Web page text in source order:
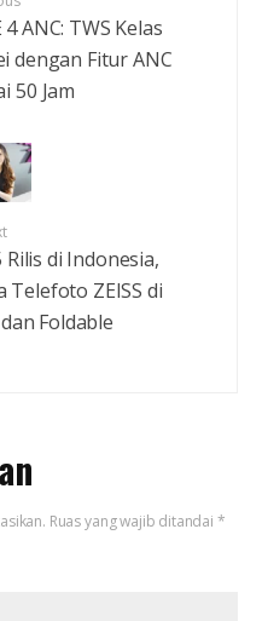
ANC: TWS Kelas
dengan Fitur ANC
50 Jam
Rilis di Indonesia,
Telefoto ZEISS di
Foldable
Ruas yang wajib ditandai *